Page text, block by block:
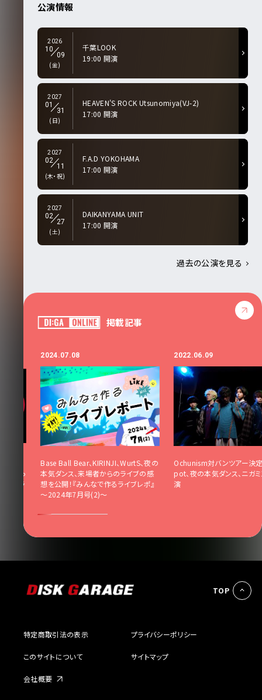
公演情報
2026
10
09
(金)
千葉LOOK
19:00 開演
2027
01
31
(日)
HEAVEN'S ROCK Utsunomiya(VJ-2)
17:00 開演
2027
02
11
(木・祝)
F.A.D YOKOHAMA
17:00 開演
2027
02
27
(土)
DAIKANYAMA UNIT
17:00 開演
過去の公演を見る
掲載記事
ー真っ
状、ラ
2024.07.08
Base Ball Bear、KIRINJI、WurtS、夜の
本気ダンス、来場者からのライブの感
想を公開！『みんなで作るライブレポ』
～2024年7月号(2)～
2022.06.09
Ochunism対バンツアー決
pot、夜の本気ダンス、ニガ
演
TOP
特定商取引法の表示 プライバシーポリシー
このサイトについて サイトマップ
会社概要